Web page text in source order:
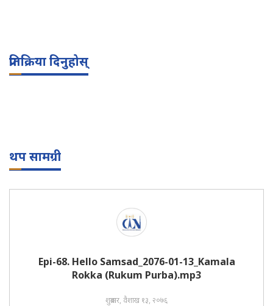
प्रतिक्रिया दिनुहोस्
थप सामग्री
Epi-68. Hello Samsad_2076-01-13_Kamala
Rokka (Rukum Purba).mp3
शुक्रबार, वैशाख १३, २०७६